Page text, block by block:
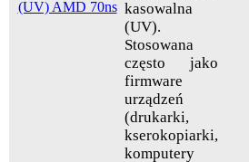
kasowalna
(UV).
Stosowana
często jako
firmware
urządzeń
(drukarki,
kserokopiarki,
komputery